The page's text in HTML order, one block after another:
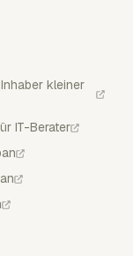
kleiner
IT-Berater